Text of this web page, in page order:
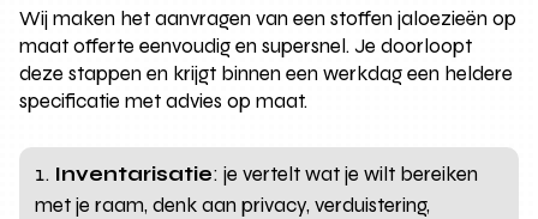
Wij maken het aanvragen van een stoffen jaloezieën op
maat offerte eenvoudig en supersnel. Je doorloopt
deze stappen en krijgt binnen een werkdag een heldere
specificatie met advies op maat.
Inventarisatie: je vertelt wat je wilt bereiken
met je raam, denk aan privacy, verduistering,